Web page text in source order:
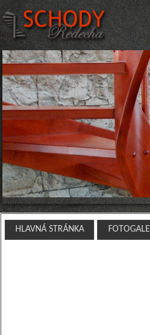
HLAVNÁ STRÁNKA